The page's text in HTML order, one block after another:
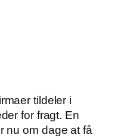
tildeler i
for fragt. En
nu om dage at få